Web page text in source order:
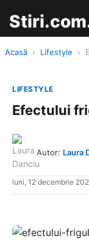
Acasă › Lifestyle ›
LIFESTYLE
Efectului
Autor: Laura
luni, 12 decembrie